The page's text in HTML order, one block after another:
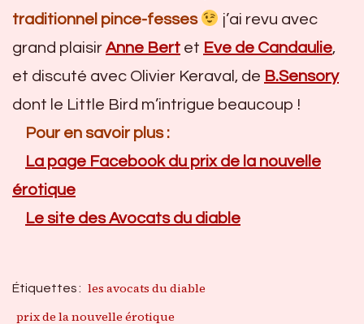
traditionnel pince-fesses
j’ai revu avec
grand plaisir Anne Bert et Eve de Candaulie,
et discuté avec Olivier Keraval, de B.Sensory
dont le Little Bird m’intrigue beaucoup !
Pour en savoir plus :
La page Facebook du prix de la nouvelle
érotique
Le site des Avocats du diable
Étiquettes : les avocats du diable
prix de la nouvelle érotique